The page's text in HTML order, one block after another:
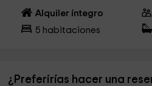
Alquiler íntegro
5 habitaciones
¿Preferirías hacer una